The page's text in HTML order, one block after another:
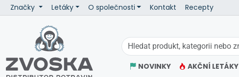
Značky Letáky O společnosti Kontakt Recepty
NOVINKY AKČNÍ LETÁKY